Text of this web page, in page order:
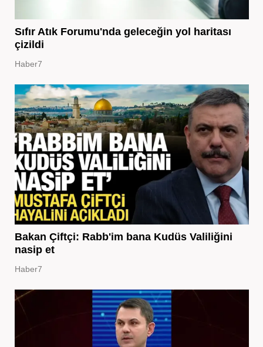
Sıfır Atık Forumu'nda geleceğin yol haritası
çizildi
Haber7
Bakan Çiftçi: Rabb'im bana Kudüs Valiliğini
nasip et
Haber7